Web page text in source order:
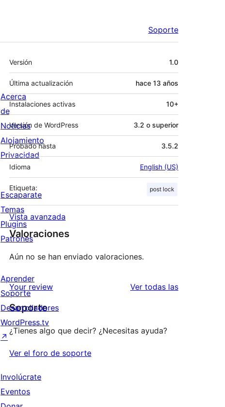
Soporte
Meta
Versión 1.0
Última actualización hace 13 años
Instalaciones activas 10+
Versión de WordPress 3.2 o superior
Probado hasta 3.5.2
Idioma English (US)
Etiqueta: post lock
Vista avanzada
Valoraciones
Aún no se han enviado valoraciones.
Your review Ver todas lasvaloraciones
Soporte
¿Tienes algo que decir? ¿Necesitas ayuda?
Ver el foro de soporte
Acerca
de
Noticias
Alojamiento
Privacidad
Escaparate
Temas
Plugins
Patrones
Aprender
Soporte
Desarrolladores
WordPress.tv
↗
Involúcrate
Eventos